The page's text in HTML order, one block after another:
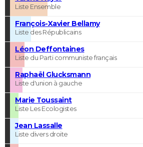
Liste Ensemble
François-Xavier Bellamy
Liste des Républicains
Léon Deffontaines
Liste du Parti communiste français
Raphaël Glucksmann
Liste d'union à gauche
Marie Toussaint
Liste Les Ecologistes
Jean Lassalle
Liste divers droite